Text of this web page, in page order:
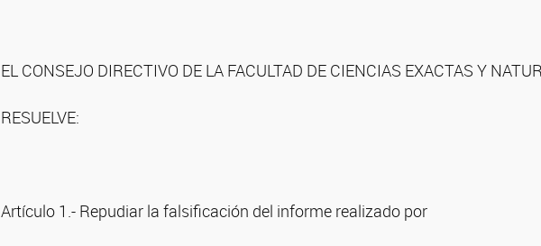
EL CONSEJO DIRECTIVO DE LA FACULTAD DE CIENCIAS EXACTAS Y
RESUELVE:
Artículo 1.- Repudiar la falsificación del informe realizado por